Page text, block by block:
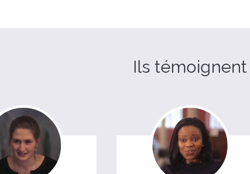
Ils témoignent